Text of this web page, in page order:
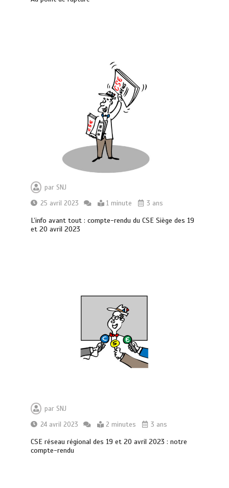
par SNJ
25 avril 2023
1 minute 3 ans
L’info avant tout : compte-rendu du CSE Siège des 19
et 20 avril 2023
par SNJ
24 avril 2023
2 minutes 3 ans
CSE réseau régional des 19 et 20 avril 2023 : notre
compte-rendu